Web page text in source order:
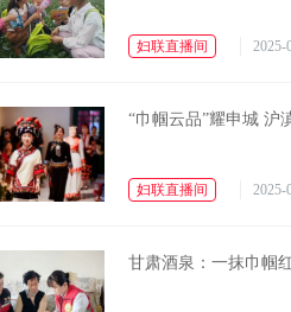
妇联直播间 2025-
“巾帼云品”耀申城
妇联直播间 2025-
甘肃酒泉：一抹巾帼